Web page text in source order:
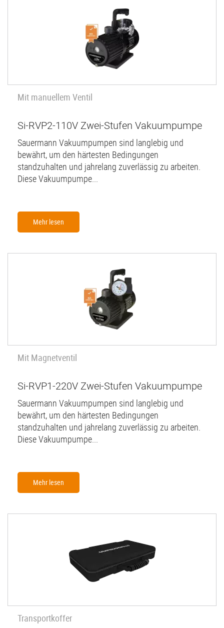
Mit manuellem Ventil
Si-RVP2-110V Zwei-Stufen Vakuumpumpe
Sauermann Vakuumpumpen sind langlebig und
bewährt, um den härtesten Bedingungen
standzuhalten und jahrelang zuverlässig zu arbeiten.
Diese Vakuumpumpe...
Mehr lesen
Mit Magnetventil
Si-RVP1-220V Zwei-Stufen Vakuumpumpe
Sauermann Vakuumpumpen sind langlebig und
bewährt, um den härtesten Bedingungen
standzuhalten und jahrelang zuverlässig zu arbeiten.
Diese Vakuumpumpe...
Mehr lesen
Transportkoffer